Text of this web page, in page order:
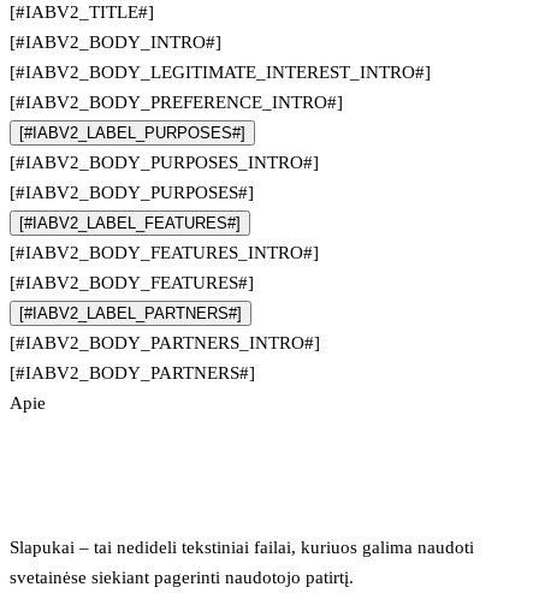
[#IABV2_TITLE#]
[#IABV2_BODY_INTRO#]
[#IABV2_BODY_LEGITIMATE_INTEREST_INTRO#]
[#IABV2_BODY_PREFERENCE_INTRO#]
[#IABV2_LABEL_PURPOSES#]
[#IABV2_BODY_PURPOSES_INTRO#]
[#IABV2_BODY_PURPOSES#]
[#IABV2_LABEL_FEATURES#]
[#IABV2_BODY_FEATURES_INTRO#]
[#IABV2_BODY_FEATURES#]
[#IABV2_LABEL_PARTNERS#]
[#IABV2_BODY_PARTNERS_INTRO#]
[#IABV2_BODY_PARTNERS#]
Apie
Slapukai – tai nedideli tekstiniai failai, kuriuos galima naudoti
svetainėse siekiant pagerinti naudotojo patirtį.